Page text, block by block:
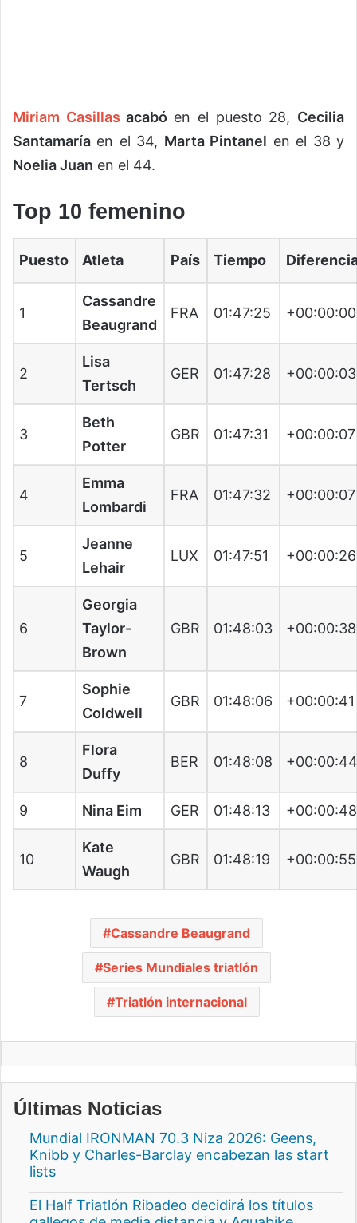
Miriam Casillas acabó en el puesto 28, Cecilia
Santamaría en el 34, Marta Pintanel en el 38 y
Noelia Juan en el 44.
Top 10 femenino
Puesto Atleta País Tiempo
1
Cassandre
Beaugrand
FRA 01:47:25 +00:00:00
2
Lisa
Tertsch
GER 01:47:28 +00:00:03
3
Beth
Potter
GBR 01:47:31 +00:00:07
4
Emma
Lombardi
FRA 01:47:32 +00:00:07
5
Jeanne
Lehair
LUX 01:47:51 +00:00:26
6
Georgia
Taylor-
Brown
GBR 01:48:03 +00:00:38
7
Sophie
Coldwell
GBR 01:48:06 +00:00:41
8
Flora
Duffy
BER 01:48:08
9 Nina Eim GER 01:48:13 +00:00:48
10
Kate
Waugh
GBR 01:48:19 +00:00:55
Cassandre Beaugrand
Series Mundiales triatlón
Triatlón internacional
Últimas Noticias
Mundial IRONMAN 70.3 Niza 2026: Geens,
Knibb y Charles-Barclay encabezan las start
lists
El Half Triatlón Ribadeo decidirá los títulos